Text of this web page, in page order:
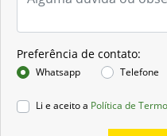
Preferência de contato:
Whatsapp Telefone
Li e aceito a Política de